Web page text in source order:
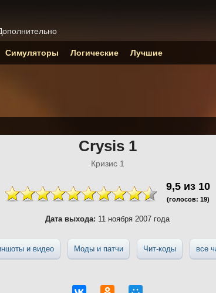
Crysis 1
Кризис 1
9,5 из 10
(голосов: 19)
Дата выхода: 11 ноября 2007 года
и видео Моды и патчи Чит-коды все
Симуляторы Логические Лучшие